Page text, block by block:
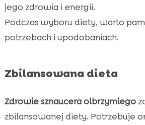
jego zdrowia i energii.
Podczas wyboru diety, warto
potrzebach i upodobaniach.
Zbilansowana dieta
Zdrowie sznaucera olbrzymiego
zbilansowanej diety. Potrzebuje